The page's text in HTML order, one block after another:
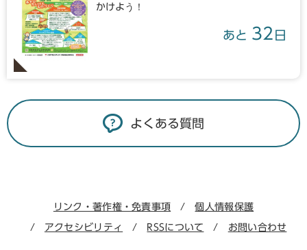
かけよう！
あと 32 日
よくある質問
リンク・著作権・免責事項 個人情報保護
アクセシビリティ RSSについて お問い合わせ